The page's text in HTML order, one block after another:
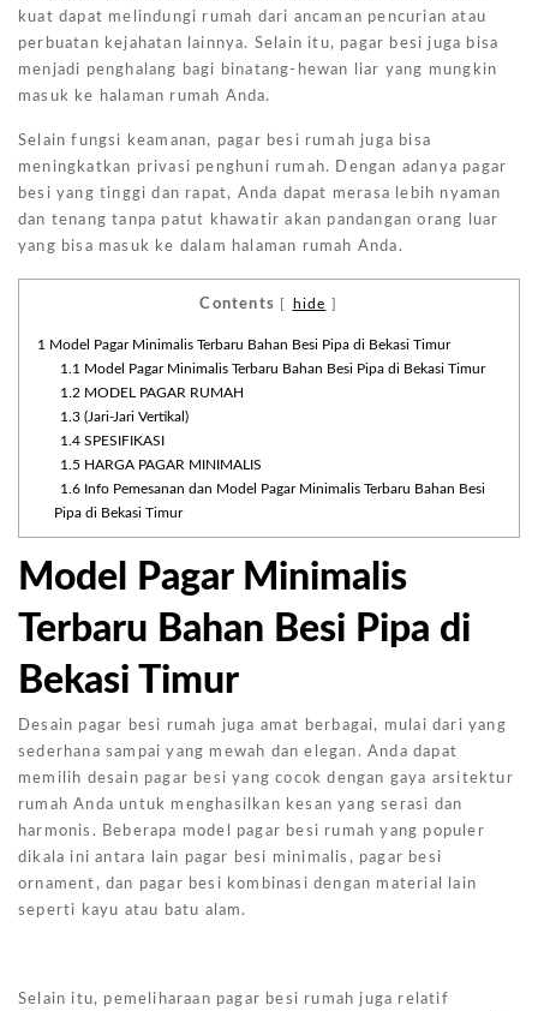
kuat dapat melindungi rumah dari ancaman pencurian atau
perbuatan kejahatan lainnya. Selain itu, pagar besi juga bisa
menjadi penghalang bagi binatang-hewan liar yang mungkin
masuk ke halaman rumah Anda.
Selain fungsi keamanan, pagar besi rumah juga bisa
meningkatkan privasi penghuni rumah. Dengan adanya pagar
besi yang tinggi dan rapat, Anda dapat merasa lebih nyaman
dan tenang tanpa patut khawatir akan pandangan orang luar
yang bisa masuk ke dalam halaman rumah Anda.
Contents hide
1
Model Pagar Minimalis Terbaru Bahan Besi Pipa di Bekasi Timur
1.1
Model Pagar Minimalis Terbaru Bahan Besi Pipa di Bekasi Timur
1.2 MODEL PAGAR RUMAH
1.3(Jari-Jari Vertikal)
1.4SPESIFIKASI
1.5 HARGA PAGAR MINIMALIS
1.6Info Pemesanan dan Model Pagar Minimalis Terbaru Bahan Besi
Pipa di Bekasi Timur
Model Pagar Minimalis
Terbaru Bahan Besi Pipa di
Bekasi Timur
Desain pagar besi rumah juga amat berbagai, mulai dari yang
sederhana sampai yang mewah dan elegan. Anda dapat
memilih desain pagar besi yang cocok dengan gaya arsitektur
rumah Anda untuk menghasilkan kesan yang serasi dan
harmonis. Beberapa model pagar besi rumah yang populer
dikala ini antara lain pagar besi minimalis, pagar besi
ornament, dan pagar besi kombinasi dengan material lain
seperti kayu atau batu alam.
Selain itu, pemeliharaan pagar besi rumah juga relatif